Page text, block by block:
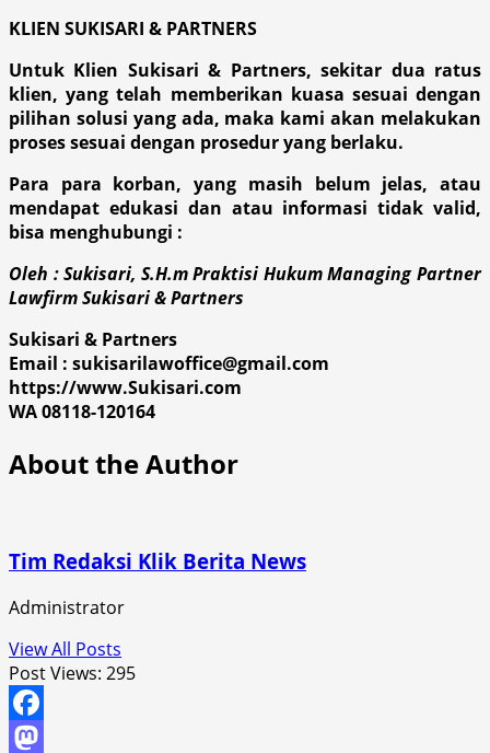
KLIEN SUKISARI & PARTNERS
Untuk Klien Sukisari & Partners, sekitar dua ratus
klien, yang telah memberikan kuasa sesuai dengan
pilihan solusi yang ada, maka kami akan melakukan
proses sesuai dengan prosedur yang berlaku.
Para para korban, yang masih belum jelas, atau
mendapat edukasi dan atau informasi tidak valid,
bisa menghubungi :
Oleh : Sukisari, S.H.m Praktisi Hukum Managing Partner
Lawfirm Sukisari & Partners
Sukisari & Partners
Email : sukisarilawoffice@gmail.com
https://www.Sukisari.com
WA 08118-120164
About the Author
Tim Redaksi Klik Berita News
Administrator
View All Posts
Post Views: 295
Facebook